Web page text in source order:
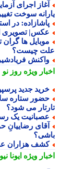
اجرای
سوخت تغییر
در
تصویری از
چیست؟
ویژهروز نو
جدید
ستاره سابق
می شود؟
یک رسانه از 150 میلیاردی که به جیب
رضاییانِ
هزاران عدد
ویژهایونا نیوز